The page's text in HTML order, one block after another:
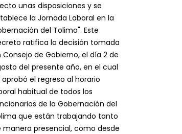
unas disposiciones y se
la Jornada Laboral en la
del Tolima". Este
ratifica la decisión tomada
Consejo de Gobierno, el día 2 de
del presente año, en el cual
aprobó el regreso al horario
habitual de todos los
de la Gobernación del
que están trabajando tanto
manera presencial, como desde